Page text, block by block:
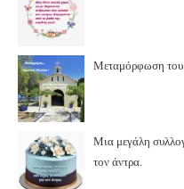
Μεταμόρφωση
Μια μεγάλη
τον άντρα.